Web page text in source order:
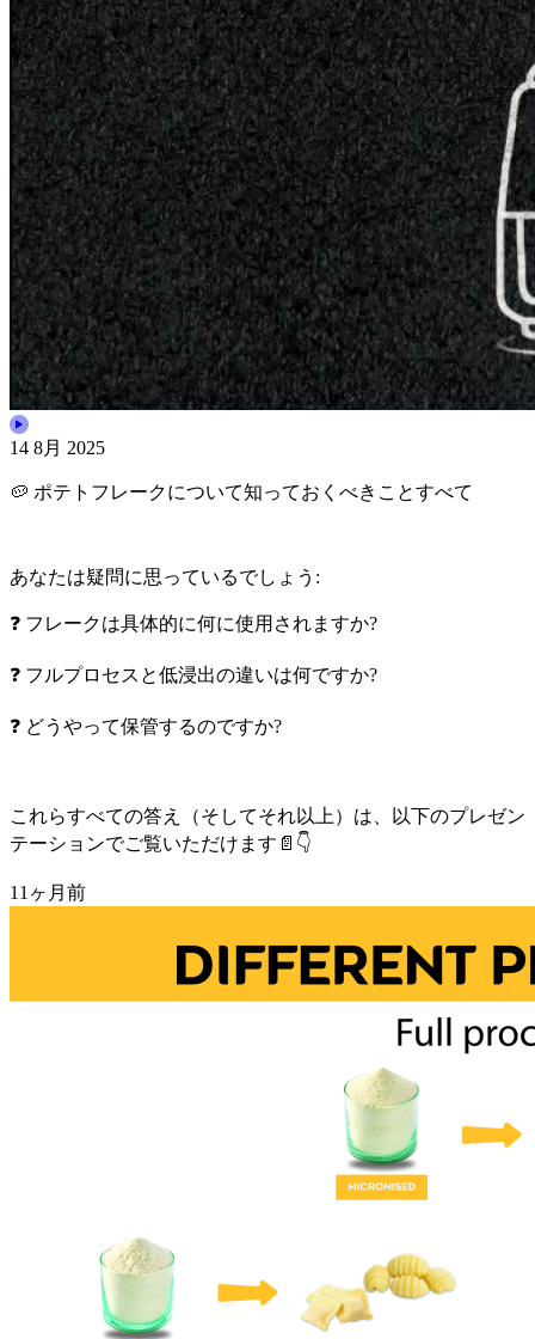
14 8月 2025
🥔 ポテトフレークについて知っておくべきことすべて
あなたは疑問に思っているでしょう:
❓ フレークは具体的に何に使用されますか?
❓ フルプロセスと低浸出の違いは何ですか?
❓ どうやって保管するのですか?
これらすべての答え（そしてそれ以上）は、以下のプレゼン
テーションでご覧いただけます📄👇
11ヶ月前